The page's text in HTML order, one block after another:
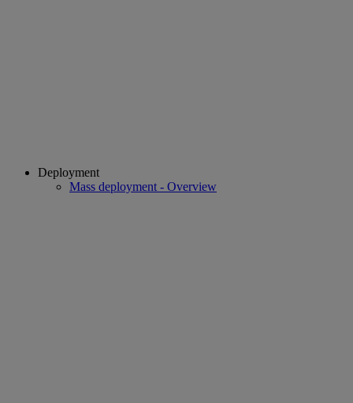
Deployment
Mass deployment - Overview